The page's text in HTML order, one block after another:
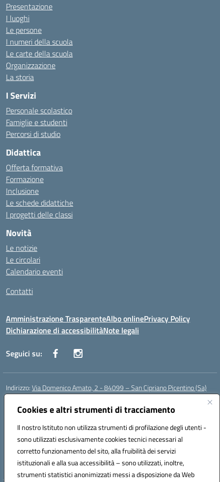
Cookies e altri strumenti di tracciamento
Il nostro Istituto non utilizza strumenti di profilazione degli utenti -
sono utilizzati esclusivamente cookies tecnici necessari al
corretto funzionamento del sito, alla fruibilità dei servizi
istituzionali e alla sua accessibilità – sono utilizzati, inoltre,
strumenti statistici anonimizzati messi a disposizione da Web
Presentazione
I luoghi
Le persone
I numeri della scuola
Le carte della scuola
Organizzazione
La storia
I Servizi
Personale scolastico
Famiglie e studenti
Percorsi di studio
Didattica
Offerta formativa
Formazione
Inclusione
Le schede didattiche
I progetti delle classi
Novità
Le notizie
Le circolari
Calendario eventi
Contatti
Amministrazione TrasparenteAlbo onlinePrivacy Policy
Dichiarazione di accessibilitàNote legali
Seguici su:
Indirizzo:Via Domenico Amato, 2 - 84099 – San Cipriano Picentino (Sa)
Centralino:
Posta elettronica certificata (PEC):saic87700c@pec.istruzione.it
Codice fiscale: 95075020651
Codice meccanografico:SAIC87700C
Codice Indice delle Pubbliche Amministrazioni (IPA): istsc_saic87700c
Codice unico di fatturazione (CUF): UFBWH2